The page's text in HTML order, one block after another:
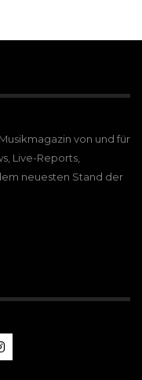
von und für
Live-Reports,
neuesten Stand der